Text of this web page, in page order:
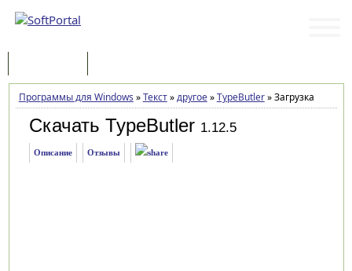
Программы для Windows »Текст»другое»TypeButler»Загрузка
Скачать TypeButler 1.12.5
Описание Отзывы